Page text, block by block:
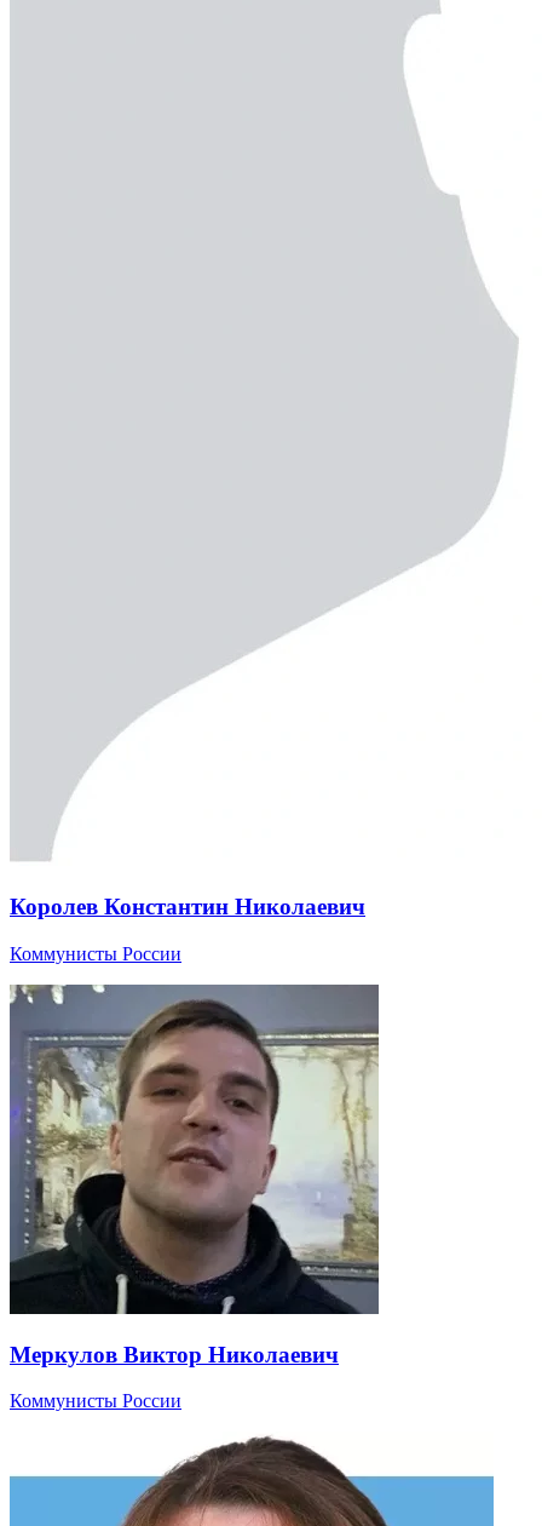
Королев Константин Николаевич
Коммунисты России
Меркулов Виктор Николаевич
Коммунисты России